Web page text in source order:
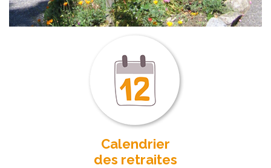
Calendrier
des retraites